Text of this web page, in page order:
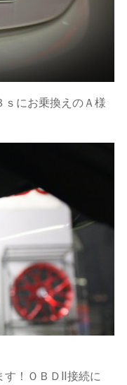
にお乗換えのＡ様
す！ＯＢＤⅡ接続に